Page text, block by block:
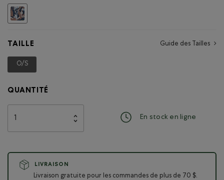
Choisir
TAILLE Guide des Tailles
O/S
QUANTITÉ
En stock en ligne
LIVRAISON
Livraison gratuite pour les commandes de plus de 70 $.